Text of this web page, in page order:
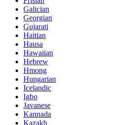
Galician
Georgian
Gujarati
Haitian
Hausa
Hawaiian
Hebrew
Hmong
Hungarian
Icelandic
Igbo
Javanese
Kannada
Kazakh